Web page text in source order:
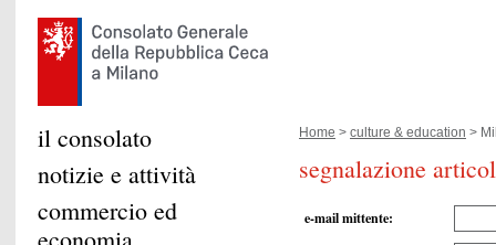
Home > culture & education >
segnalazione
e-mail mittente:
il consolato
notizie e attività
commercio ed